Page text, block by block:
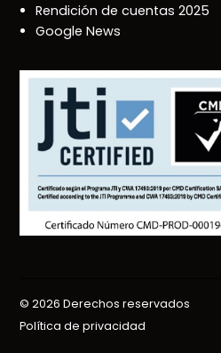
Rendición de cuentas 2025
Google News
© 2026 Derechos reservados
Política de privacidad